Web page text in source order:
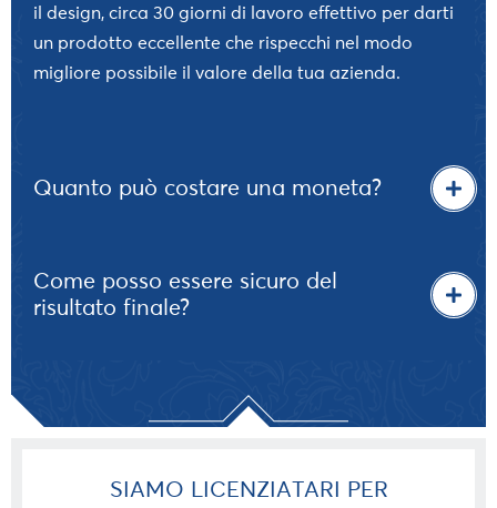
il design, circa 30 giorni di lavoro effettivo per darti
un prodotto eccellente che rispecchi nel modo
migliore possibile il valore della tua azienda.
Quanto può costare una moneta?
Come posso essere sicuro del
risultato finale?
SIAMO LICENZIATARI PER